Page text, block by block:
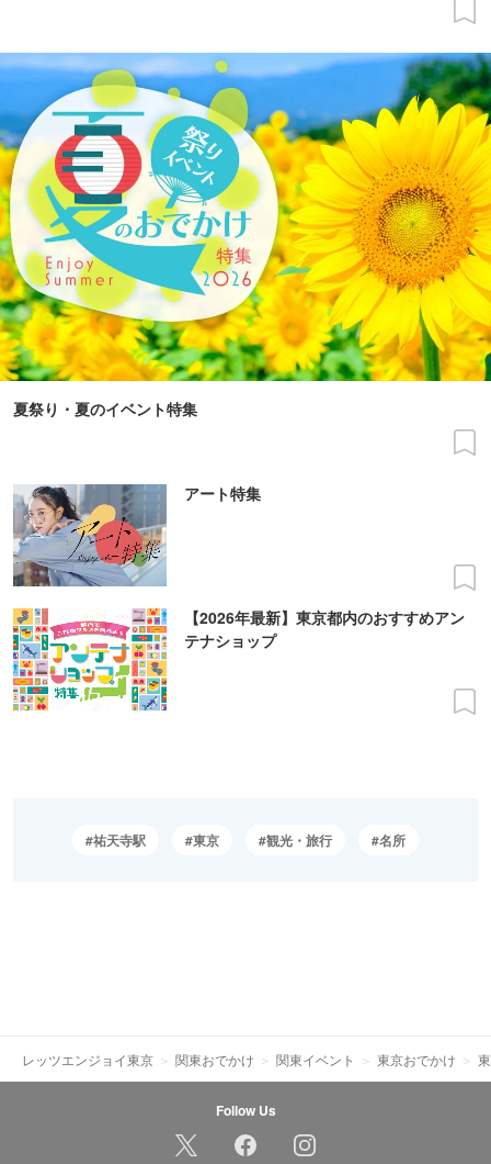
夏祭り・夏のイベント特集
アート特集
【2026年最新】東京都内のおすすめアン
テナショップ
祐天寺駅 東京 観光・旅行 名所
レッツエンジョイ東京 関東おでかけ 関東イベント 東京おでかけ
Follow Us